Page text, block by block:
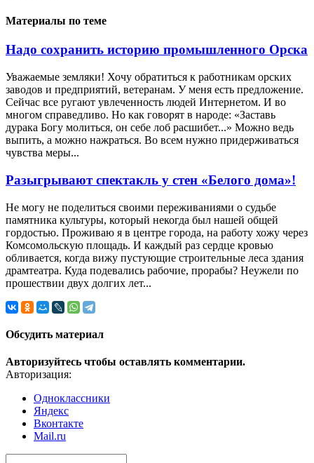
Материалы по теме
Надо сохранить историю промышленного Орска
Уважаемые земляки! Хочу обратиться к работникам орских
заводов и предприятий, ветеранам. У меня есть предложение.
Сейчас все ругают увлеченность людей Интернетом. И во
многом справедливо. Но как говорят в народе: «Заставь
дурака Богу молиться, он себе лоб расшибет...» Можно ведь
выпить, а можно нажраться. Во всем нужно придерживаться
чувства меры...
Разыгрывают спектакль у стен «Белого дома»!
Не могу не поделиться своими переживаниями о судьбе
памятника культуры, который некогда был нашей общей
гордостью. Проживаю я в центре города, на работу хожу через
Комсомольскую площадь. И каждый раз сердце кровью
обливается, когда вижу пустующие строительные леса здания
драмтеатра. Куда подевались рабочие, прорабы? Неужели по
прошествии двух долгих лет...
Обсудить материал
Авторизуйтесь чтобы оставлять комментарии.
Авторизация:
Одноклассники
Яндекс
Вконтакте
Mail.ru